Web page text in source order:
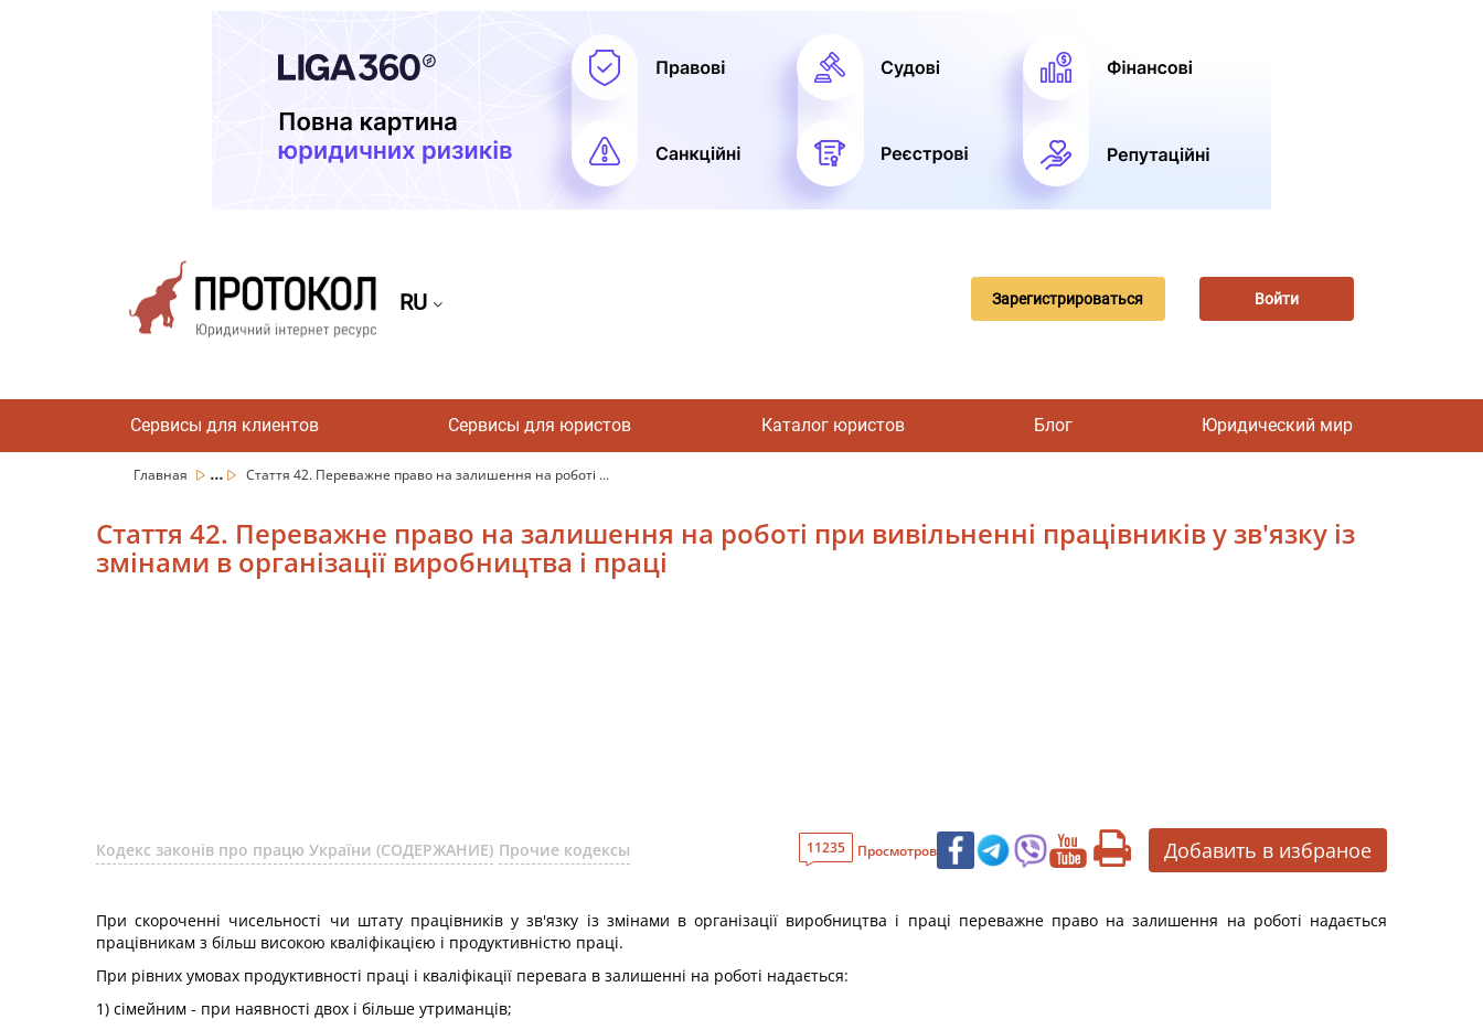
RU Зарегистрироваться Войти
Сервисы для клиентов Сервисы для юристов Каталог юристов Блог Юридический мир
Главная ... Стаття 42. Переважне право на залишення на роботі ...
Стаття 42. Переважне право на залишення на роботі при вивільненні працівників у зв'язку із
змінами в організації виробництва і праці
Кодекс законів про працю України (СОДЕРЖАНИЕ) Прочие кодексы 11235 Просмотров Добавить в избраное
При скороченні чисельності чи штату працівників у зв'язку із змінами в організації виробництва і праці переважне право на залишення на роботі надається
працівникам з більш високою кваліфікацією і продуктивністю праці.
При рівних умовах продуктивності праці і кваліфікації перевага в залишенні на роботі надається:
1) сімейним - при наявності двох і більше утриманців;